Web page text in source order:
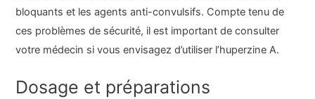
bloquants et les agents anti-convulsifs. Compte tenu de
ces problèmes de sécurité, il est important de consulter
votre médecin si vous envisagez d’utiliser l’huperzine A.
Dosage et préparations